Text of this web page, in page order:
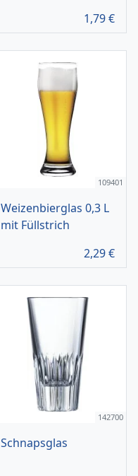
1,79€
109401
Weizenbierglas 0,3 L
mit Füllstrich
2,29€
142700
Schnapsglas